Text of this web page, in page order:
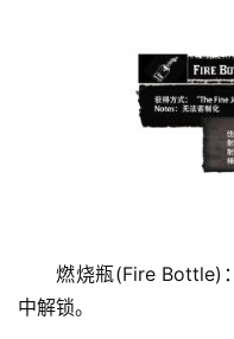
燃烧瓶(Fire Bottle)
中解锁。